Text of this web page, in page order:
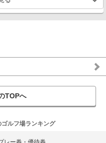
TOPへ
ゴルフ場ランキング